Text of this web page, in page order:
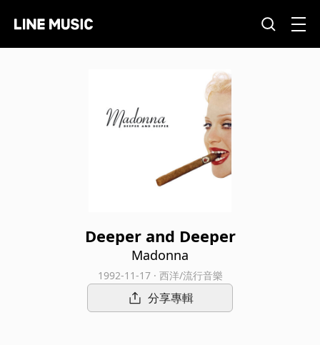
Deeper and Deeper
Madonna
1992-11-17 · 西洋/流行音樂
分享專輯